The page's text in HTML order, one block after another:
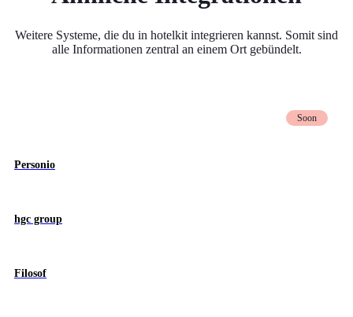
Weitere Systeme, die du in hotelkit integrieren kannst. Somit sind
alle Informationen zentral an einem Ort gebündelt.
Soon
Personio
hgc group
Filosof